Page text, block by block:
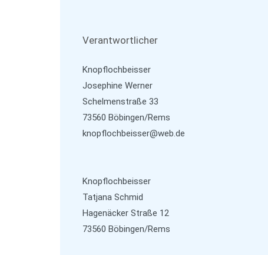
Verantwortlicher
Knopflochbeisser
Josephine Werner
Schelmenstraße 33
73560 Böbingen/Rems
knopflochbeisser@web.de
Knopflochbeisser
Tatjana Schmid
Hagenäcker Straße 12
73560 Böbingen/Rems